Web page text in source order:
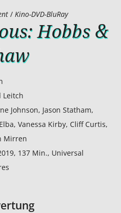
/ Kino-DVD-BluRay
Hobbs &
Leitch
Johnson, Jason Statham,
Vanessa Kirby, Cliff Curtis,
Mirren
137 Min., Universal